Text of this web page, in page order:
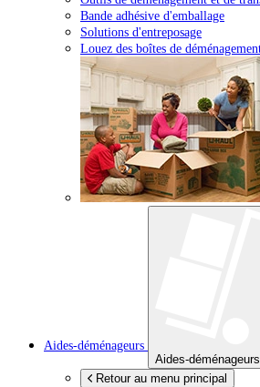
Bande adhésive d'emballage
Solutions d'entreposage
Louez des boîtes de
Aides-déménageurs
Aides-déménageurs
Retour au menu principal